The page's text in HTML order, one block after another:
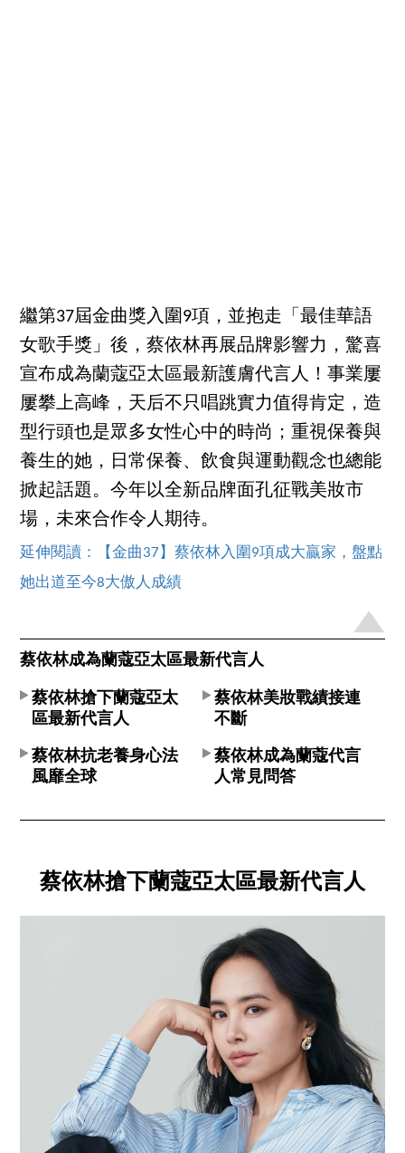
繼第37屆金曲獎入圍9項，並抱走「最佳華語
女歌手獎」後，蔡依林再展品牌影響力，驚喜
宣布成為蘭蔻亞太區最新護膚代言人！事業屢
屢攀上高峰，天后不只唱跳實力值得肯定，造
型行頭也是眾多女性心中的時尚；重視保養與
養生的她，日常保養、飲食與運動觀念也總能
掀起話題。今年以全新品牌面孔征戰美妝市
場，未來合作令人期待。
延伸閱讀：【金曲37】蔡依林入圍9項成大贏家，盤點
她出道至今8大傲人成績
蔡依林成為蘭蔻亞太區最新代言人
蔡依林搶下蘭蔻亞太
區最新代言人
蔡依林美妝戰績接連
不斷
蔡依林抗老養身心法
風靡全球
蔡依林成為蘭蔻代言
人常見問答
蔡依林搶下蘭蔻亞太區最新代言人